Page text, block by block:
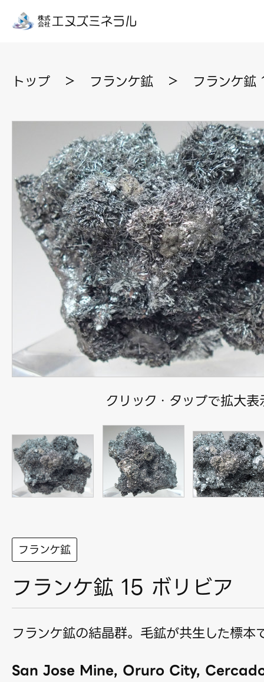
トップ ＞ フランケ鉱 ＞ フランケ鉱
クリック・タップで拡大表
フランケ鉱
フランケ鉱 15 ボリビア
フランケ鉱の結晶群。毛鉱が共生した標本
San Jose Mine, Oruro City,